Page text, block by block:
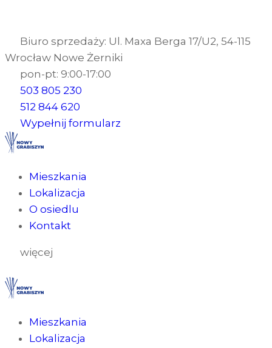
Biuro sprzedaży: Ul. Maxa Berga 17/U2, 54-115
Wrocław Nowe Żerniki
pon-pt: 9:00-17:00
503 805 230
512 844 620
Wypełnij formularz
Mieszkania
Lokalizacja
O osiedlu
Kontakt
więcej
Mieszkania
Lokalizacja